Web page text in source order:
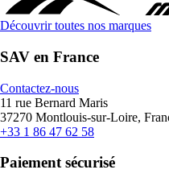
Découvrir toutes nos marques
SAV en France
Contactez-nous
11 rue Bernard Maris
37270 Montlouis-sur-Loire,
+33 1 86 47 62 58
Paiement sécurisé